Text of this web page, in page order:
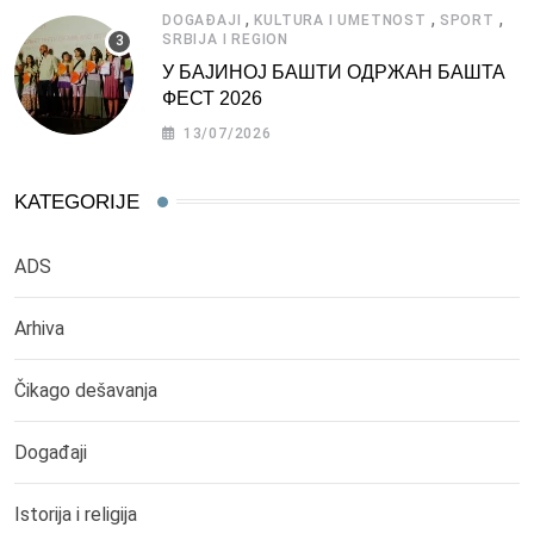
DOGAĐAJI ,KULTURA I UMETNOST , SPORT ,
SRBIJA I REGION
У БАЈИНОЈ БАШТИ ОДРЖАН БАШТА
ФЕСТ 2026
13/07/2026
KATEGORIJE
ADS
Arhiva
Čikago dešavanja
Događaji
Istorija i religija